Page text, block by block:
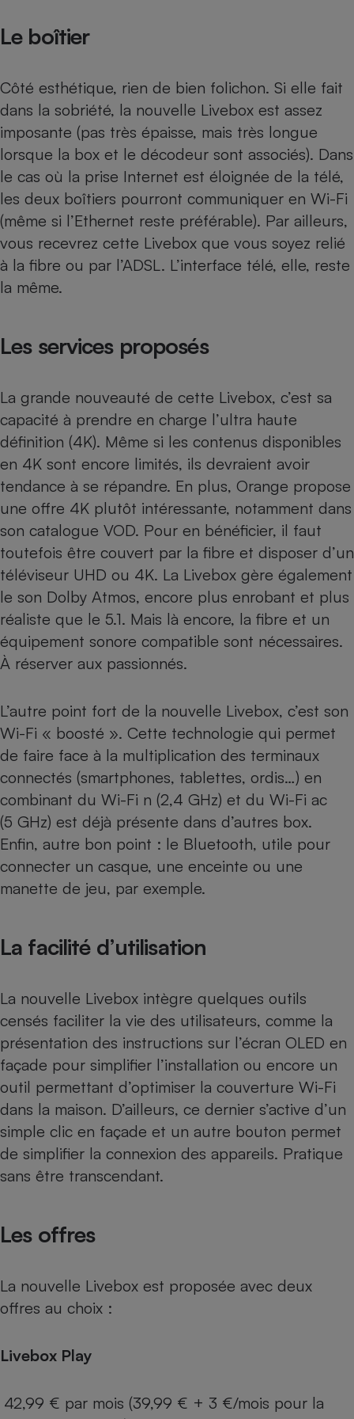
Le boîtier
Côté esthétique, rien de bien folichon. Si elle fait
dans la sobriété, la nouvelle Livebox est assez
imposante (pas très épaisse, mais très longue
lorsque la box et le décodeur sont associés). Dans
le cas où la prise Internet est éloignée de la télé,
les deux boîtiers pourront communiquer en Wi-Fi
(même si l’Ethernet reste préférable). Par ailleurs,
vous recevrez cette Livebox que vous soyez relié
à la fibre ou par l’ADSL. L’interface télé, elle, reste
la même.
Les services proposés
La grande nouveauté de cette Livebox, c’est sa
capacité à prendre en charge l’ultra haute
définition (4K). Même si les contenus disponibles
en 4K sont encore limités, ils devraient avoir
tendance à se répandre. En plus, Orange propose
une offre 4K plutôt intéressante, notamment dans
son catalogue VOD. Pour en bénéficier, il faut
toutefois être couvert par la fibre et disposer d’un
téléviseur UHD ou 4K. La Livebox gère également
le son Dolby Atmos, encore plus enrobant et plus
réaliste que le 5.1. Mais là encore, la fibre et un
équipement sonore compatible sont nécessaires.
À réserver aux passionnés.
L’autre point fort de la nouvelle Livebox, c’est son
Wi-Fi « boosté ». Cette technologie qui permet
de faire face à la multiplication des terminaux
connectés (smartphones, tablettes, ordis…) en
combinant du Wi-Fi n (2,4 GHz) et du Wi-Fi ac
(5 GHz) est déjà présente dans d’autres box.
Enfin, autre bon point : le Bluetooth, utile pour
connecter un casque, une enceinte ou une
manette de jeu, par exemple.
La facilité d’utilisation
La nouvelle Livebox intègre quelques outils
censés faciliter la vie des utilisateurs, comme la
présentation des instructions sur l’écran OLED en
façade pour simplifier l’installation ou encore un
outil permettant d’optimiser la couverture Wi-Fi
dans la maison. D’ailleurs, ce dernier s’active d’un
simple clic en façade et un autre bouton permet
de simplifier la connexion des appareils. Pratique
sans être transcendant.
Les offres
La nouvelle Livebox est proposée avec deux
offres au choix :
Livebox Play
42,99 € par mois (39,99 € + 3 €/mois pour la
bouteille
Banque
Lave-linge
Plaque de cuisson à
induction
Climatiseur -
Ventilateur
Cafetière à expressos
Téléviseur
Antivirus
Matelas
Climatiseur -
Ventilateur
Antimoustique